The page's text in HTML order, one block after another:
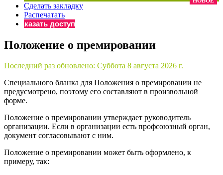
Бератор
«Практическая энциклопедия бухгалтера»
«Нормативные акты для бухгалтера»
«Практическая бухгалтерия»
Онлайн-сервисы «Учетная политика» и «Алгоритмы
Сделать закладку
Распечатать
Заказать доступ
Положение о премировании
Последний раз обновлено: Суббота 8 августа 2026 г.
Специального бланка для Положения о премировании не
предусмотрено, поэтому его составляют в произвольной
форме.
Положение о премировании утверждает руководитель
организации. Если в организации есть профсоюзный орган,
документ согласовывают с ним.
Положение о премировании может быть оформлено, к
примеру, так: